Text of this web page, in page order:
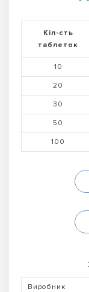
Кіл-сть
таблеток
10
20
30
50
100
Виробник